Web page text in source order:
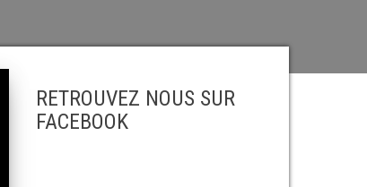
RETROUVEZ NOUS SUR
FACEBOOK